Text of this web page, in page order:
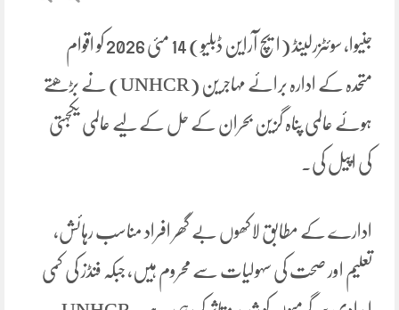
جنیوا، سوئٹزرلینڈ (ایچ آراین ڈبلیو) 14 مئی 2026 کو اقوام
متحدہ کے ادارہ برائے مہاجرین (UNHCR) نے بڑھتے
ہوئے عالمی پناہ گزین بحران کے حل کے لیے عالمی یکجہتی
کی اپیل کی۔
ادارے کے مطابق لاکھوں بے گھر افراد مناسب رہائش،
تعلیم اور صحت کی سہولیات سے محروم ہیں، جبکہ فنڈز کی کمی